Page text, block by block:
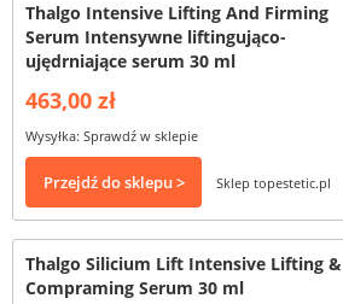
Thalgo Intensive Lifting And Firming
Serum Intensywne liftingująco-
ujędrniające serum 30 ml
463,00 zł
Wysyłka: Sprawdź w sklepie
Przejdź do sklepu > Sklep topestetic.pl
Thalgo Silicium Lift Intensive Lifting &
Compraming Serum 30 ml